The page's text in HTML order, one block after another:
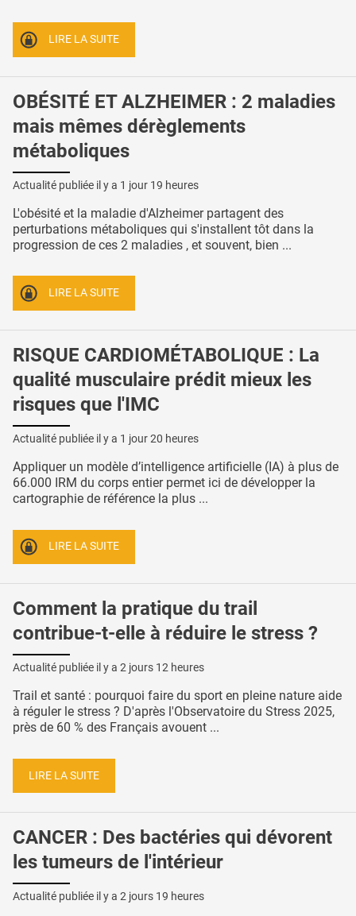
LIRE LA SUITE
OBÉSITÉ ET ALZHEIMER : 2 maladies
mais mêmes dérèglements
métaboliques
Actualité publiée il y a 1 jour 19 heures
L'obésité et la maladie d'Alzheimer partagent des
perturbations métaboliques qui s'installent tôt dans la
progression de ces 2 maladies , et souvent, bien ...
LIRE LA SUITE
RISQUE CARDIOMÉTABOLIQUE : La
qualité musculaire prédit mieux les
risques que l'IMC
Actualité publiée il y a 1 jour 20 heures
Appliquer un modèle d’intelligence artificielle (IA) à plus de
66.000 IRM du corps entier permet ici de développer la
cartographie de référence la plus ...
LIRE LA SUITE
Comment la pratique du trail
contribue-t-elle à réduire le stress ?
Actualité publiée il y a 2 jours 12 heures
Trail et santé : pourquoi faire du sport en pleine nature aide
à réguler le stress ? D'après l'Observatoire du Stress 2025,
près de 60 % des Français avouent ...
LIRE LA SUITE
CANCER : Des bactéries qui dévorent
les tumeurs de l'intérieur
Actualité publiée il y a 2 jours 19 heures